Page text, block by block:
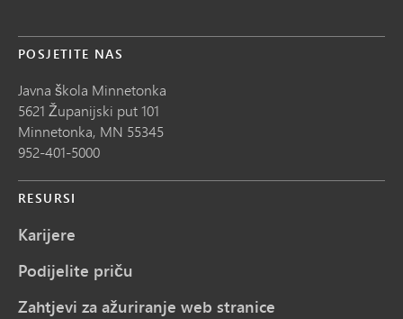
POSJETITE NAS
Javna škola Minnetonka
5621 Županijski put 101
Minnetonka, MN 55345
952-401-5000
RESURSI
Karijere
Podijelite priču
Zahtjevi za ažuriranje web stranice